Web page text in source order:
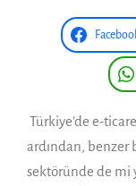
Türkiye’de e-
ardından, benzer
sektöründe de mi